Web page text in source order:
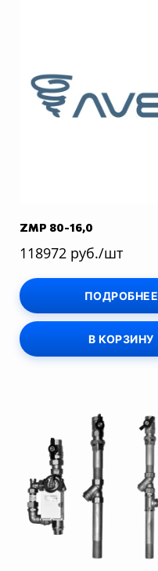
ZMP 80-16,0
118972 руб./шт
ПОДРОБНЕЕ
В КОРЗИНУ